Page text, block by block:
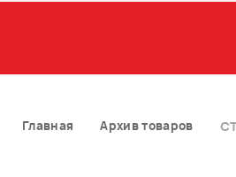
Главная Архив товаров